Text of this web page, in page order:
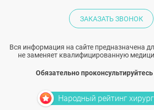
ЗАКАЗАТЬ ЗВОНОК
Вся информация на сайте предназначена
не заменяет квалифицированную
Обязательно
Народный рейтинг